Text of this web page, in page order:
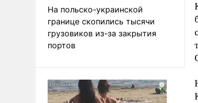
На польско-украинской
границе скопились тысячи
грузовиков из-за закрытия
портов